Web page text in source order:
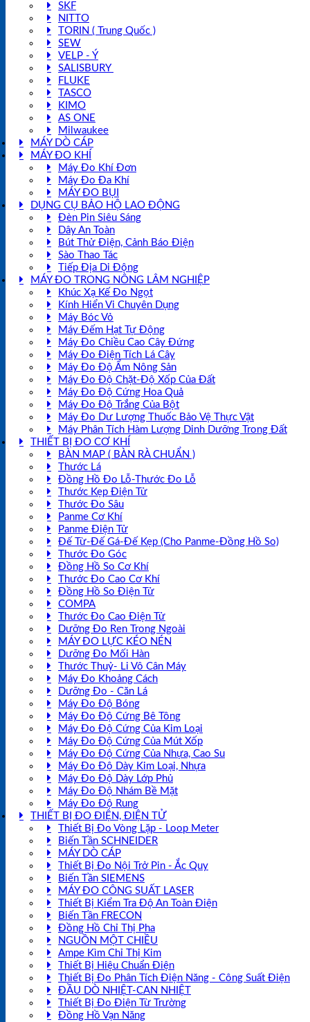
SKF
NITTO
TORIN ( Trung Quốc )
SEW
VELP - Ý
SALISBURY
FLUKE
TASCO
KIMO
AS ONE
Milwaukee
MÁY DÒ CÁP
MÁY ĐO KHÍ
Máy Đo Khí Đơn
Máy Đo Đa Khí
MÁY ĐO BỤI
DỤNG CỤ BẢO HỘ LAO ĐỘNG
Đèn Pin Siêu Sáng
Dây An Toàn
Bút Thử Điện, Cảnh Báo Điện
Sào Thao Tác
Tiếp Địa Di Động
MÁY ĐO TRONG NÔNG LÂM NGHIỆP
Khúc Xạ Kế Đo Ngọt
Kính Hiển Vi Chuyên Dụng
Máy Bóc Vỏ
Máy Đếm Hạt Tự Động
Máy Đo Chiều Cao Cây Đứng
Máy Đo Điện Tích Lá Cây
Máy Đo Độ Ẩm Nông Sản
Máy Đo Độ Chặt-Độ Xốp Của Đất
Máy Đo Độ Cứng Hoa Quả
Máy Đo Độ Trắng Của Bột
Máy Đo Dư Lượng Thuốc Bảo Vệ Thực Vật
Máy Phân Tích Hàm Lượng Dinh Dưỡng Trong Đất
THIẾT BỊ ĐO CƠ KHÍ
BÀN MAP ( BÀN RÀ CHUẨN )
Thước Lá
Đồng Hồ Đo Lỗ-Thước Đo Lỗ
Thước Kẹp Điện Tử
Thước Đo Sâu
Panme Cơ Khí
Panme Điện Tử
Đế Từ-Đế Gá-Đế Kẹp (Cho Panme-Đồng Hồ So)
Thước Đo Góc
Đồng Hồ So Cơ Khí
Thước Đo Cao Cơ Khí
Đồng Hồ So Điện Tử
COMPA
Thước Đo Cao Điện Tử
Dưỡng Đo Ren Trong Ngoài
MÁY ĐO LỰC KÉO NÉN
Dưỡng Đo Mối Hàn
Thước Thuỷ- Li Vô Cân Máy
Máy Đo Khoảng Cách
Dưỡng Đo - Căn Lá
Máy Đo Độ Bóng
Máy Đo Độ Cứng Bê Tông
Máy Đo Độ Cứng Của Kim Loại
Máy Đo Độ Cứng Của Mút Xốp
Máy Đo Độ Cứng Của Nhựa, Cao Su
Máy Đo Độ Dày Kim Loại, Nhựa
Máy Đo Độ Dày Lớp Phủ
Máy Đo Độ Nhám Bề Mặt
Máy Đo Độ Rung
THIẾT BỊ ĐO ĐIỆN, ĐIỆN TỬ
Thiết Bị Đo Vòng Lặp - Loop Meter
Biến Tần SCHNEIDER
MÁY DÒ CÁP
Thiết Bị Đo Nội Trở Pin - Ắc Quy
Biến Tần SIEMENS
MÁY ĐO CÔNG SUẤT LASER
Thiết Bị Kiểm Tra Độ An Toàn Điện
Biến Tần FRECON
Đồng Hồ Chỉ Thị Pha
NGUỒN MỘT CHIỀU
Ampe Kìm Chỉ Thị Kim
Thiết Bị Hiệu Chuẩn Điện
Thiết Bị Đo Phân Tích Điện Năng - Công Suất Điện
ĐẦU DÒ NHIỆT-CAN NHIỆT
Thiết Bị Đo Điện Từ Trường
Đồng Hồ Vạn Năng